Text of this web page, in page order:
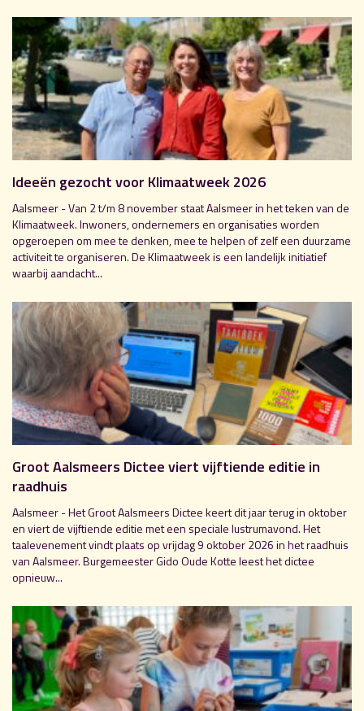
Ideeën gezocht voor Klimaatweek 2026
Aalsmeer - Van 2 t/m 8 november staat Aalsmeer in het teken van de
Klimaatweek. Inwoners, ondernemers en organisaties worden
opgeroepen om mee te denken, mee te helpen of zelf een duurzame
activiteit te organiseren. De Klimaatweek is een landelijk initiatief
waarbij aandacht...
Groot Aalsmeers Dictee viert vijftiende editie in
raadhuis
Aalsmeer - Het Groot Aalsmeers Dictee keert dit jaar terug in oktober
en viert de vijftiende editie met een speciale lustrumavond. Het
taalevenement vindt plaats op vrijdag 9 oktober 2026 in het raadhuis
van Aalsmeer. Burgemeester Gido Oude Kotte leest het dictee
opnieuw...